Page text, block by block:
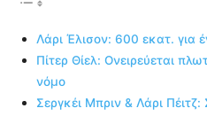
Λάρι Έλισον: 600 εκατ. για
Πίτερ Θίελ: Ονειρεύεται
νόμο
Σεργκέι Μπριν & Λάρι